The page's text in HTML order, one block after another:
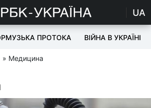
UA
ПРОТОКА ВІЙНА В УКРАЇНІ
» Медицина